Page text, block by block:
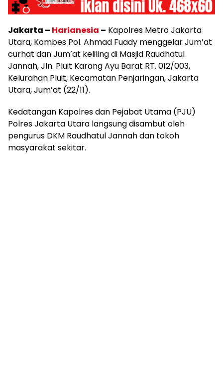
Jakarta – Harianesia – Kapolres Metro Jakarta
Utara, Kombes Pol. Ahmad Fuady menggelar Jum’at
curhat dan Jum’at keliling di Masjid Raudhatul
Jannah, Jln. Pluit Karang Ayu Barat RT. 012/003,
Kelurahan Pluit, Kecamatan Penjaringan, Jakarta
Utara, Jum’at (22/11).
Kedatangan Kapolres dan Pejabat Utama (PJU)
Polres Jakarta Utara langsung disambut oleh
pengurus DKM Raudhatul Jannah dan tokoh
masyarakat sekitar.